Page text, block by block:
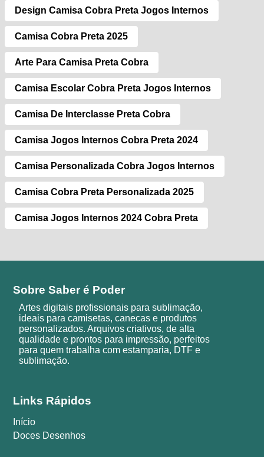
Design Camisa Cobra Preta Jogos Internos
Camisa Cobra Preta 2025
Arte Para Camisa Preta Cobra
Camisa Escolar Cobra Preta Jogos Internos
Camisa De Interclasse Preta Cobra
Camisa Jogos Internos Cobra Preta 2024
Camisa Personalizada Cobra Jogos Internos
Camisa Cobra Preta Personalizada 2025
Camisa Jogos Internos 2024 Cobra Preta
Sobre Saber é Poder
Artes digitais profissionais para sublimação,
ideais para camisetas, canecas e produtos
personalizados. Arquivos criativos, de alta
qualidade e prontos para impressão, perfeitos
para quem trabalha com estamparia, DTF e
sublimação.
Links Rápidos
Início
Doces Desenhos